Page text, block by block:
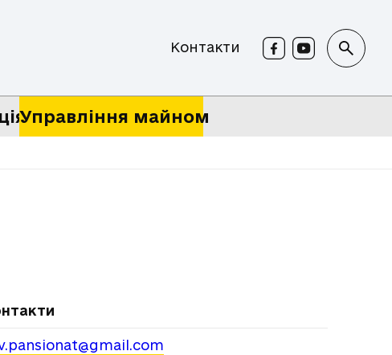
Контакти
Управління майном